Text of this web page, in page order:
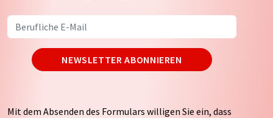
NEWSLETTER ABONNIEREN
Mit dem Absenden des Formulars willigen Sie ein, dass